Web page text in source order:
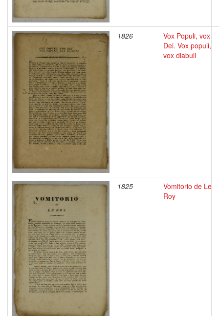
1826
Vox Populi, vox
Dei. Vox populi,
vox diabuli
1825
Vomitorio de Le
Roy